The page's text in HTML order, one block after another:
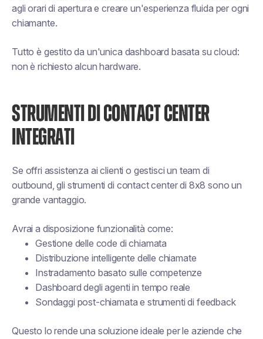
agli orari di apertura e creare un'esperienza fluida per ogni
chiamante.
Tutto è gestito da un'unica dashboard basata su cloud:
non è richiesto alcun hardware.
STRUMENTI DI CONTACT CENTER
INTEGRATI
Se offri assistenza ai clienti o gestisci un team di
outbound, gli strumenti di contact center di 8x8 sono un
grande vantaggio.
Avrai a disposizione funzionalità come:
Gestione delle code di chiamata
Distribuzione intelligente delle chiamate
Instradamento basato sulle competenze
Dashboard degli agenti in tempo reale
Sondaggi post-chiamata e strumenti di feedback
Questo lo rende una soluzione ideale per le aziende che